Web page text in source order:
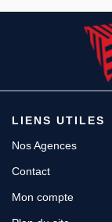
LIENS UTILES
Nos Agences
Contact
Mon compte